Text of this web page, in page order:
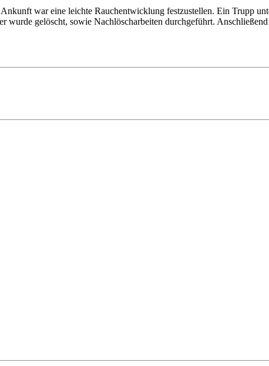
war eine leichte Rauchentwicklung festzustellen. Ein Trupp
wurde gelöscht, sowie Nachlöscharbeiten durchgeführt.